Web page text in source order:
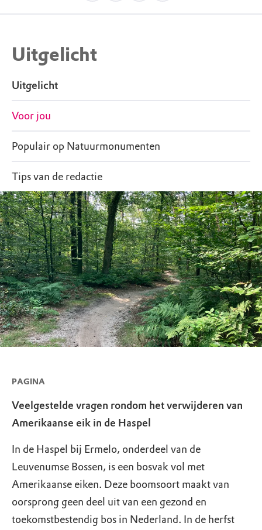
Uitgelicht
Uitgelicht
Voor jou
Populair op Natuurmonumenten
Tips van de redactie
PAGINA
Veelgestelde vragen rondom het verwijderen van
Amerikaanse eik in de Haspel
In de Haspel bij Ermelo, onderdeel van de
Leuvenumse Bossen, is een bosvak vol met
Amerikaanse eiken. Deze boomsoort maakt van
oorsprong geen deel uit van een gezond en
toekomstbestendig bos in Nederland. In de herfst